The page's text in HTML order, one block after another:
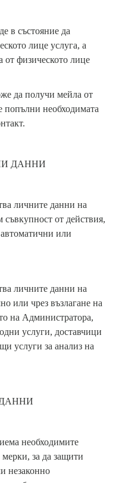
в състояние да
лице услуга, а
от физическото лице
да получи мейла от
попълни необходимата
ДАННИ
личните данни на
от действия,
или
личните данни на
или чрез възлагане на
на Администратора,
услуги, доставчици
услуги за анализ на
необходимите
за да защити
незаконно